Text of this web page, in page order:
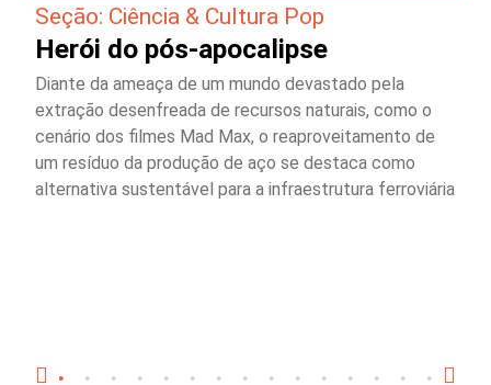
Seção: Ciência & Cultura Pop
Herói do pós-apocalipse
Diante da ameaça de um mundo devastado pela
extração desenfreada de recursos naturais, como o
cenário dos filmes Mad Max, o reaproveitamento de
um resíduo da produção de aço se destaca como
alternativa sustentável para a infraestrutura ferroviária